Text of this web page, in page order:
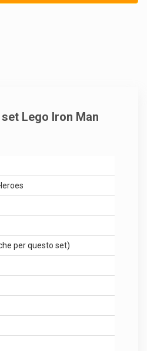
Lego Iron Man
per questo set)